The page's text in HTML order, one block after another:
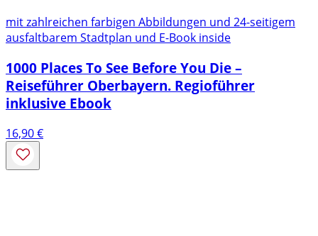
mit zahlreichen farbigen Abbildungen und 24-seitigem
ausfaltbarem Stadtplan und E-Book inside
1000 Places To See Before You Die –
Reiseführer Oberbayern. Regioführer
inklusive Ebook
16,90€